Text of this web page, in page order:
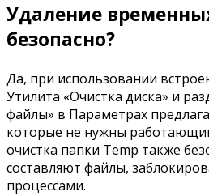
Удаление
безопасно?
Да, при использовании
Утилита «Очистка диска» и
файлы» в Параметрах
которые не нужны
очистка папки Temp также
составляют файлы,
процессами.